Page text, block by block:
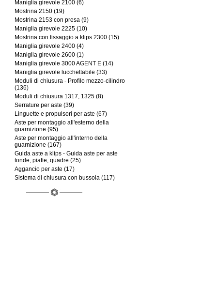
Maniglia girevole 2100 (6)
Mostrina 2150 (19)
Mostrina 2153 con presa (9)
Maniglia girevole 2225 (10)
Mostrina con fissaggio a klips 2300 (15)
Maniglia girevole 2400 (4)
Maniglia girevole 2600 (1)
Maniglia girevole 3000 AGENT E (14)
Maniglia girevole lucchettabile (33)
Moduli di chiusura - Profilo mezzo-cilindro
(136)
Moduli di chiusura 1317, 1325 (8)
Serrature per aste (39)
Linguette e propulsori per aste (67)
Aste per montaggio all'esterno della
guarnizione (95)
Aste per montaggio all'interno della
guarnizione (167)
Guida aste a klips - Guida aste per aste
tonde, piatte, quadre (25)
Aggancio per aste (17)
Sistema di chiusura con bussola (117)